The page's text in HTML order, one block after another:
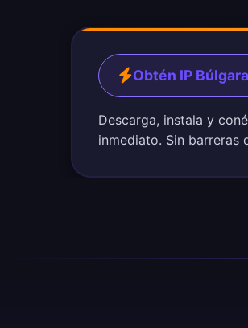
Obtén IP
Descarga, instala y
inmediato. Sin